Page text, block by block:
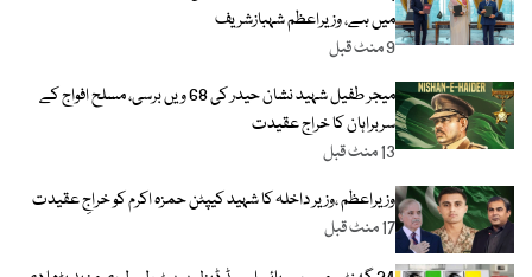
میں ہے، وزیراعظم شہبازشریف
9 منٹ قبل
میجر طفیل شہید نشان حیدر کی 68 ویں برسی، مسلح افواج کے
سربراہان کا خراج عقیدت
13 منٹ قبل
وزیراعظم ،وزیر داخلہ کا شہید کیپٹن حمزہ اکرم کو خراجِ عقیدت
17 منٹ قبل